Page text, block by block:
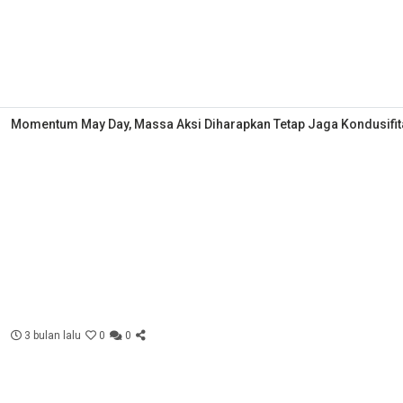
Momentum May Day, Massa Aksi Diharapkan Tetap Jaga
3 bulan lalu 0 0